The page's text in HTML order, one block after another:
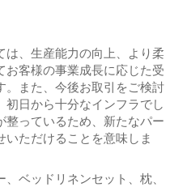
は、生産能力の向上、より柔
客様の事業成長に応じた受
。また、今後お取引をご検討
日から十分なインフラでし
整っているため、新たなパー
いただけることを意味しま
ベッドリネンセット、枕、